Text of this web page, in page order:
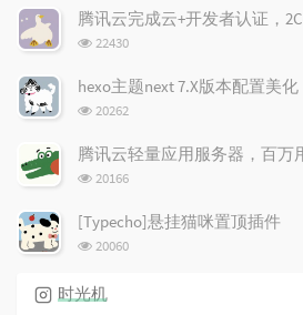
次
数:
浏
数:
22430
hexo主题next 7.X版本配置美化
浏
次
数:
20262
浏
数:
20166
[Typecho]悬挂猫咪置顶插件
浏
次
数:
20060
时光机